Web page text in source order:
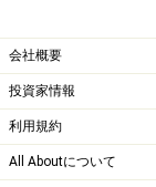
会社概要
投資家情報
利用規約
All Aboutについて